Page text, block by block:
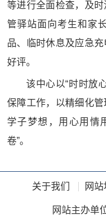
等进行全面检查，及
管驿站面向考生和家
品、临时休息及应急
好评。
该中心以“时时放
保障工作，以精细化
学子梦想，用心用情
卷”。
关于我们 网站
网站主办单